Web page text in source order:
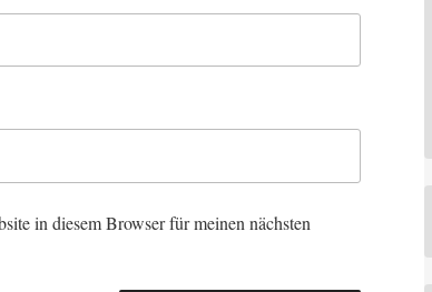
in diesem Browser für meinen nächsten